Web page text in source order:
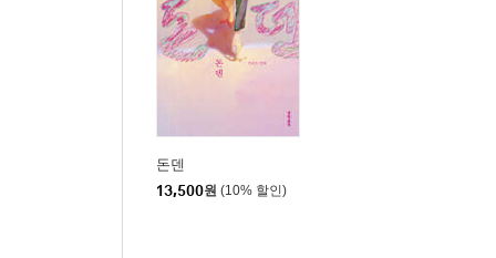
돈덴
13,500원 (10% 할인)